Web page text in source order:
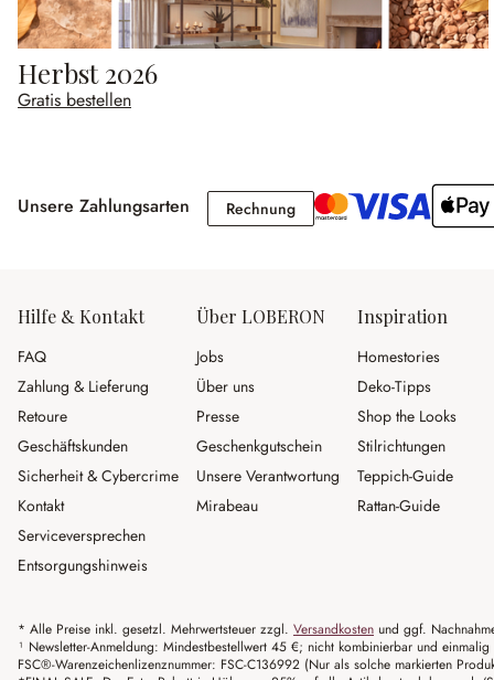
Herbst 2026
Gratis bestellen
Unsere Zahlungsarten RechnungRechnung
Hilfe & Kontakt
FAQ
Zahlung & Lieferung
Retoure
Geschäftskunden
Sicherheit & Cybercrime
Kontakt
Serviceversprechen
Entsorgungshinweis
Über LOBERON
Jobs
Über uns
Presse
Geschenkgutschein
Unsere Verantwortung
Mirabeau
Inspiration
Homestories
Deko-Tipps
Shop the Looks
Stilrichtungen
Teppich-Guide
Rattan-Guide
* Alle Preise inkl. gesetzl. Mehrwertsteuer zzgl. Versandkosten und ggf.
¹ Newsletter-Anmeldung: Mindestbestellwert 45 €; nicht kombinierbar und
FSC®-Warenzeichenlizenznummer: FSC-C136992 (Nur als solche markierten